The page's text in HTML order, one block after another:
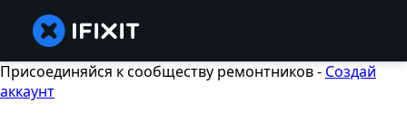
Присоединяйся к сообществу ремонтников - Создай
аккаунт